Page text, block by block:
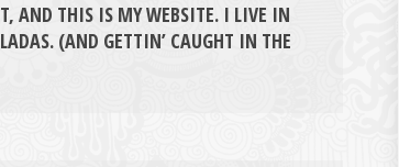
AND THIS IS MY WEBSITE. I LIVE IN
(AND GETTIN’ CAUGHT IN THE